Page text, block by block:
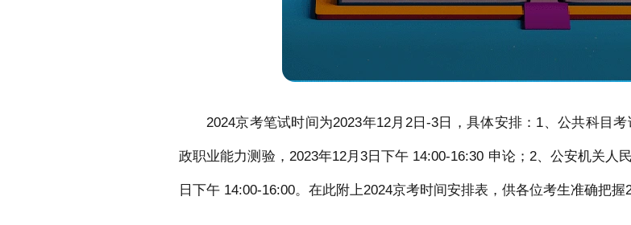
2024京考笔试时间为2023年12月2日-3日，具体安排：1、公共科目
政职业能力测验，2023年12月3日下午 14:00-16:30 申论；2、公安机关人
日下午 14:00-16:00。在此附上2024京考时间安排表，供各位考生准确把握